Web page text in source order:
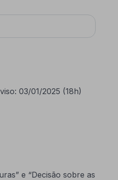
03/01/2025 (18h)
e “Decisão sobre as